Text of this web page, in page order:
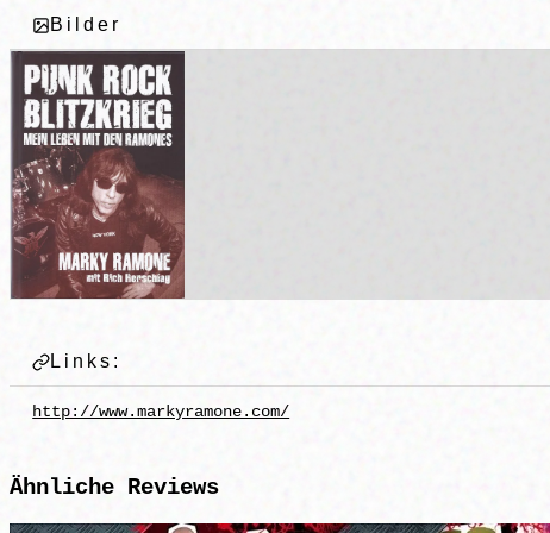
Bilder
Links:
http://www.markyramone.com/
Ähnliche Reviews